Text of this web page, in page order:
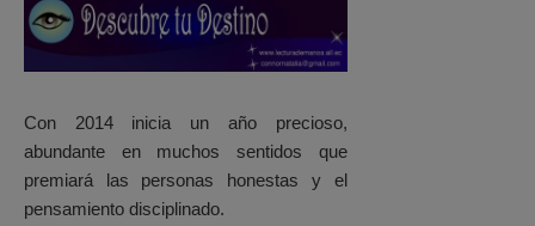
Con 2014 inicia un año precioso,
abundante en muchos sentidos que
premiará las personas honestas y el
pensamiento disciplinado.